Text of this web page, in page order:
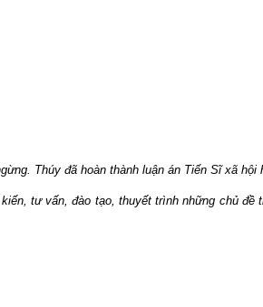
Thúy đã hoàn thành luận án Tiến Sĩ xã hội
tư vấn, đào tạo, thuyết trình những chủ